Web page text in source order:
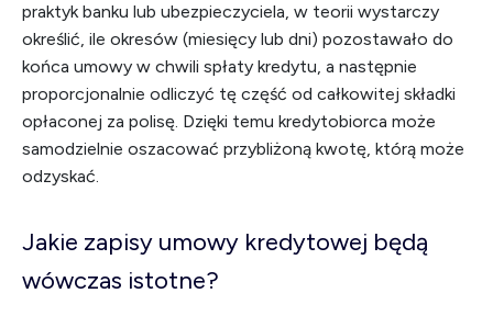
praktyk banku lub ubezpieczyciela, w teorii wystarczy
określić, ile okresów (miesięcy lub dni) pozostawało do
końca umowy w chwili spłaty kredytu, a następnie
proporcjonalnie odliczyć tę część od całkowitej składki
opłaconej za polisę. Dzięki temu kredytobiorca może
samodzielnie oszacować przybliżoną kwotę, którą może
odzyskać.
Jakie zapisy umowy kredytowej będą
wówczas istotne?